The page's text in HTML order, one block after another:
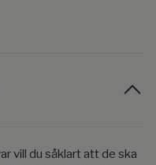
vill du såklart att de ska